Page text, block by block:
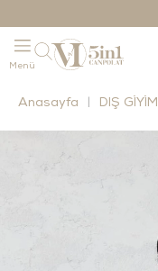
Anasayfa DIŞ GİYİM